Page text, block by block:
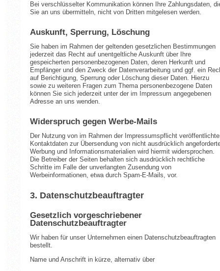
Bei verschlüsselter Kommunikation können Ihre Zahlungsdaten,
Sie an uns übermitteln, nicht von Dritten mitgelesen werden.
Auskunft, Sperrung, Löschung
Sie haben im Rahmen der geltenden gesetzlichen Bestimmungen
jederzeit das Recht auf unentgeltliche Auskunft über Ihre
gespeicherten personenbezogenen Daten, deren Herkunft und
Empfänger und den Zweck der Datenverarbeitung und ggf. ein
auf Berichtigung, Sperrung oder Löschung dieser Daten. Hierzu
sowie zu weiteren Fragen zum Thema personenbezogene Daten
können Sie sich jederzeit unter der im Impressum angegebenen
Adresse an uns wenden.
Widerspruch gegen Werbe-Mails
Der Nutzung von im Rahmen der Impressumspflicht
Kontaktdaten zur Übersendung von nicht ausdrücklich
Werbung und Informationsmaterialien wird hiermit widersprochen.
Die Betreiber der Seiten behalten sich ausdrücklich rechtliche
Schritte im Falle der unverlangten Zusendung von
Werbeinformationen, etwa durch Spam-E-Mails, vor.
3. Datenschutzbeauftragter
Gesetzlich vorgeschriebener
Datenschutzbeauftragter
Wir haben für unser Unternehmen einen Datenschutzbeauftragten
bestellt.
Name und Anschrift in kürze, alternativ über